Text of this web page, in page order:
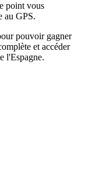
point vous
au GPS.
pouvoir gagner
et accéder
l'Espagne.